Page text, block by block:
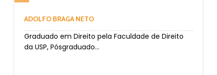
ADOLFO BRAGA NETO
Graduado em Direito pela Faculdade de Direito
da USP, Pósgraduado...